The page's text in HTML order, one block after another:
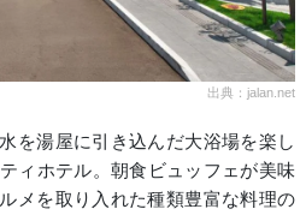
出典：jalan.net
を湯屋に引き込んだ大浴場を楽し
ィホテル。朝食ビュッフェが美味
メを取り入れた種類豊富な料理の